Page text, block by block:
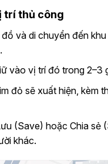
trí thủ công
đồ và di chuyển đến
vào vị trí đó trong 2–3
đỏ sẽ xuất hiện, kèm
(Save) hoặc Chia sẻ
khác.